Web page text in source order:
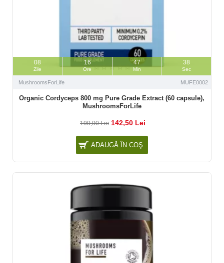
08
Zile
16
Ore
47
Min
37
Sec
MushroomsForLife MUFE0002
Organic Cordyceps 800 mg Pure Grade Extract (60 capsule),
MushroomsForLife
190,00 Lei 142,50 Lei
ADAUGĂ ÎN COŞ